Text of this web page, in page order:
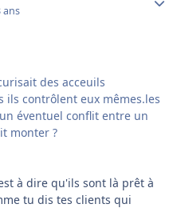
ans
des acceuils
ils contrôlent eux mêmes.les
éventuel conflit entre un
monter ?
à dire qu'ils sont là prêt à
tu dis tes clients qui